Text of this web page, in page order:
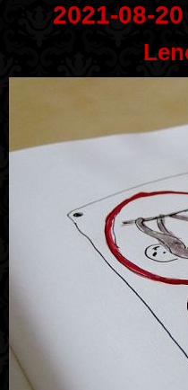
2021-08-